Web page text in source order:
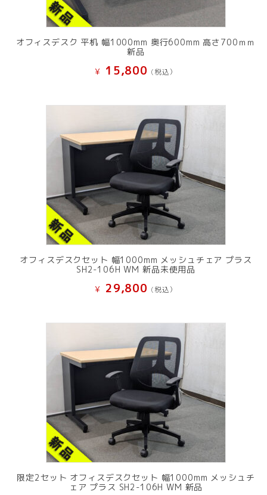
オフィスデスク 平机 幅1000mm 奥行600mm 高さ700ｍｍ
新品
¥ 15,800 (税込）
オフィスデスクセット 幅1000mm メッシュチェア プラス
SH2-106H WM 新品未使用品
¥ 29,800 (税込）
限定2セット オフィスデスクセット 幅1000mm メッシュチ
ェア プラス SH2-106H WM 新品